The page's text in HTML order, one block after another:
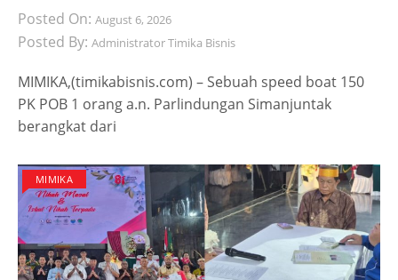
Posted On: August 6, 2026
Posted By: Administrator Timika Bisnis
MIMIKA,(timikabisnis.com) – Sebuah speed boat 150
PK POB 1 orang a.n. Parlindungan Simanjuntak
berangkat dari
MIMIKA